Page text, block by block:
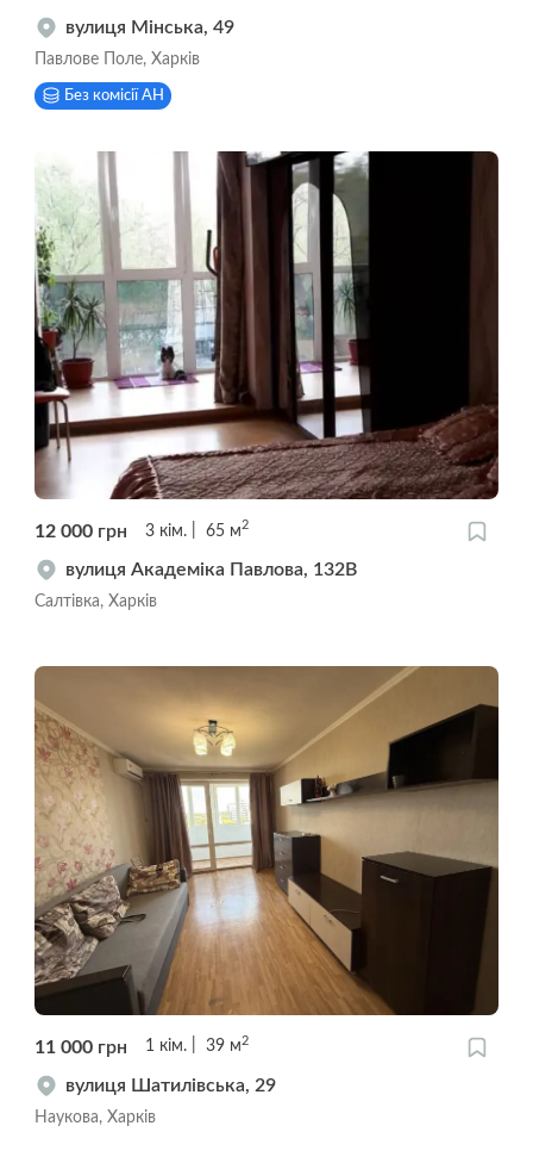
вулиця Мінська, 49
Павлове Поле, Харків
Без комісії АН
12 000 грн 3 кім. 65 м2
вулиця Академіка Павлова, 132В
Салтівка, Харків
11 000 грн 1 кім. 39 м 2
вулиця Шатилівська, 29
Наукова, Харків